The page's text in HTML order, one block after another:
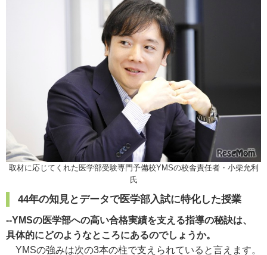
取材に応じてくれた医学部受験専門予備校YMSの校舎責任者・小柴允利
氏
44年の知見とデータで医学部入試に特化した授業
--YMSの医学部への高い合格実績を支える指導の秘訣は、
具体的にどのようなところにあるのでしょうか。
YMSの強みは次の3本の柱で支えられていると言えます。